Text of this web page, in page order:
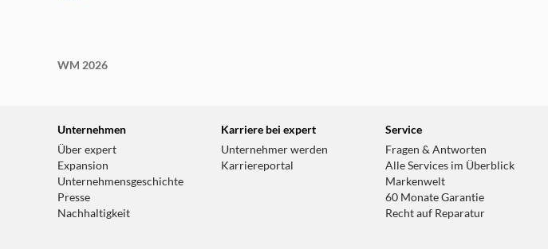
WM 2026
Unternehmen
Über expert
Expansion
Unternehmensgeschichte
Presse
Nachhaltigkeit
Karriere bei expert
Unternehmer werden
Karriereportal
Service
Fragen & Antworten
Alle Services im Überblick
Markenwelt
60 Monate Garantie
Recht auf Reparatur